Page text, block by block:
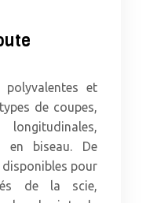
polyvalentes et
de coupes,
en biseau. De
pour
de la scie,